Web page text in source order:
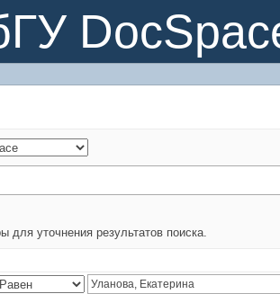
для уточнения результатов поиска.